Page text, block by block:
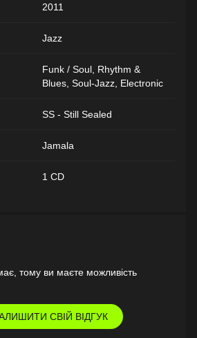
2011
Jazz
Funk / Soul, Rhythm &
Blues, Soul-Jazz, Electronic
SS - Still Sealed
Jamala
1 CD
тому ви маєте можливість
СВІЙ ВІДГУК